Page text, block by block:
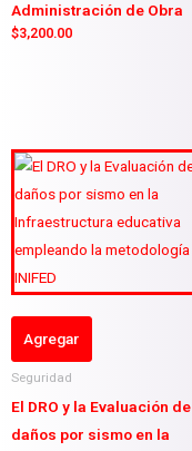
Administración de Obra
$3,200.00
Agregar
Seguridad
El DRO y la Evaluación de
daños por sismo en la